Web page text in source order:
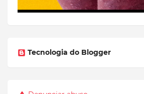
Tecnologia do Blogger